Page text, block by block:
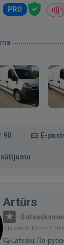
PRO
90 E-
Artūrs
· 0
Bija vietnē: Pirms 2
Latviski, По-